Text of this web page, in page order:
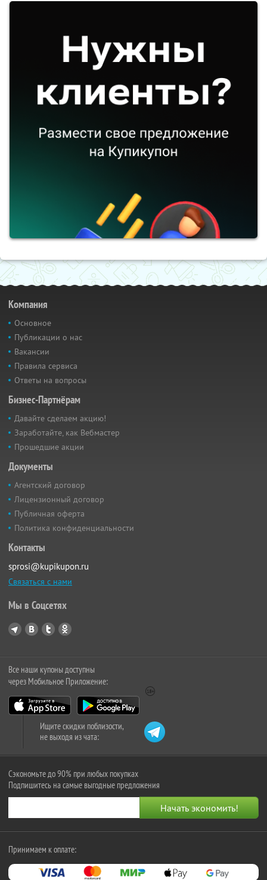
Компания
Основное
Публикации о нас
Вакансии
Правила сервиса
Ответы на вопросы
Бизнес-Партнёрам
Давайте сделаем акцию!
Заработайте, как Вебмастер
Прошедшие акции
Документы
Агентский договор
Лицензионный договор
Публичная оферта
Политика конфиденциальности
Контакты
sprosi@kupikupon.ru
Связаться с нами
Мы в Соцсетях
Все наши купоны доступны
через Мобильное Приложение:
Ищите скидки поблизости,
не выходя из чата:
Сэкономьте до 90% при любых покупках
Подпишитесь на самые выгодные предложения
Принимаем к оплате: